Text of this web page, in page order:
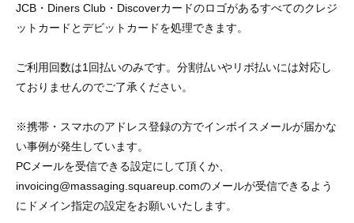
JCB・Diners Club・Discoverカードのロゴがあるすべてのクレジ
ットカードとデビットカードを処理できます。
ご利用回数は1回払いのみです。分割払いやリボ払いには対応し
ておりませんのでご了承ください。
※携帯・スマホのアドレス登録の方でインボイスメールが届かな
い事例が発生しています。
PCメールを受信できる設定にして頂くか、
invoicing@massaging.squareup.comのメールが受信できるよう
にドメイン指定の設定をお願いいたします。